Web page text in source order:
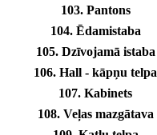
103. Pantons
104. Ēdamistaba
105. Dzīvojamā istaba
106. Hall - kāpņu telpa
107. Kabinets
108. Veļas mazgātava